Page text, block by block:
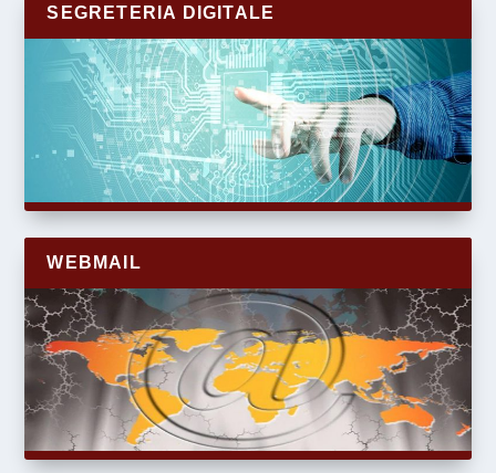
SEGRETERIA DIGITALE
WEBMAIL